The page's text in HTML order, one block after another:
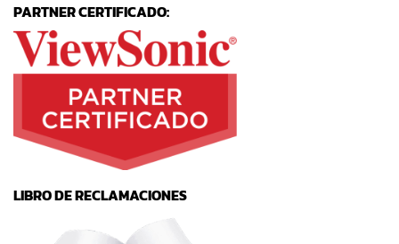
PARTNER CERTIFICADO:
LIBRO DE RECLAMACIONES